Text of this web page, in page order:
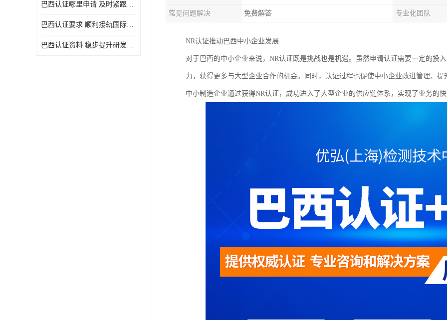
巴西认证哪里申请 及时紧跟法规变化
巴西认证要求 顺利接轨国际规范
巴西认证资料 稳步提升研发能力
常见问题解决 免费解答 专业化团队
NR认证推动巴西中小企业发展
对于巴西的中小企业来说，NR认证既是挑战也是机遇。虽然申请认证需要一定的投
力，获得更多与大型企业合作的机会。同时，认证过程也促使中小企业改进管理、
中小制造企业通过获得NR认证，成功进入了大型企业的供应链体系，实现了业务的